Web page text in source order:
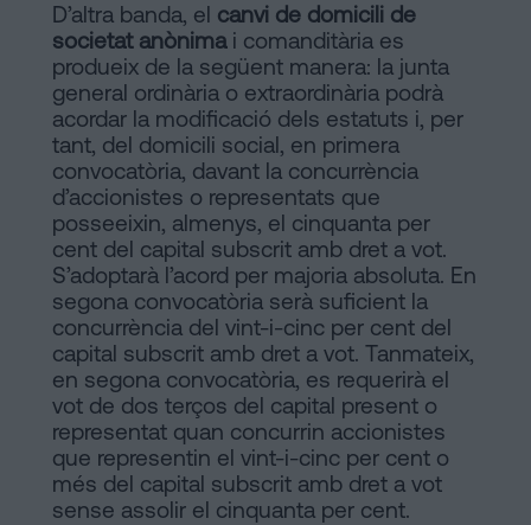
D’altra banda, el canvi de domicili de
societat anònimai comanditària es
produeix de la següent manera: la junta
general ordinària o extraordinària podrà
acordar la modificació dels estatuts i, per
tant, del domicili social, en primera
convocatòria, davant la concurrència
d’accionistes o representats que
posseeixin, almenys, el cinquanta per
cent del capital subscrit amb dret a vot.
S’adoptarà l’acord per majoria absoluta. En
segona convocatòria serà suficient la
concurrència del vint-i-cinc per cent del
capital subscrit amb dret a vot. Tanmateix,
en segona convocatòria, es requerirà el
vot de dos terços del capital present o
representat quan concurrin accionistes
que representin el vint-i-cinc per cent o
més del capital subscrit amb dret a vot
sense assolir el cinquanta per cent.